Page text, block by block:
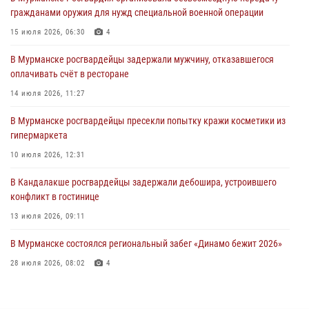
31 июля 2026, 08:48 3
Сотрудники Росгвардии задержали мужчину, не оплатившего счет в
30 июля 2026, 14:09
В Управлении Росгвардии по Мурманской области прошло пожарно-
30 июля 2026, 14:05
В Управлении Росгвардии по Мурманской области состоялось
равноапостольного великого князя Владимира
29 июля 2026, 12:17
гражданами оружия для нужд специальной военной операции
15 июля 2026, 06:30 4
В Мурманске росгвардейцы задержали мужчину, отказавшегося
оплачивать счёт в ресторане
14 июля 2026, 11:27
В Мурманске росгвардейцы пресекли попытку кражи косметики из
гипермаркета
10 июля 2026, 12:31
В Кандалакше росгвардейцы задержали дебошира, устроившего
конфликт в гостинице
13 июля 2026, 09:11
В Мурманске состоялся региональный забег «Динамо бежит 2026»
28 июля 2026, 08:02 4